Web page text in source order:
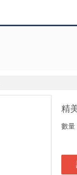
精
數量